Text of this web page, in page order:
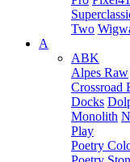
Two
A
ABK
Alpes Raw
Crossroad
Docks
Monolith
Play
Poetry